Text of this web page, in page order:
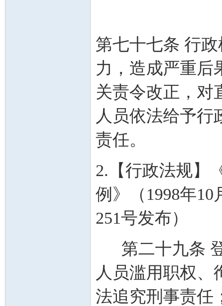
第七十七条 行
力，造成严重后
关责令改正，对
人员依法给予行
责任。
2.【行政法规】
例》（1998年
251号发布）
第二十九条 登
人员滥用职权、
法追究刑事责任